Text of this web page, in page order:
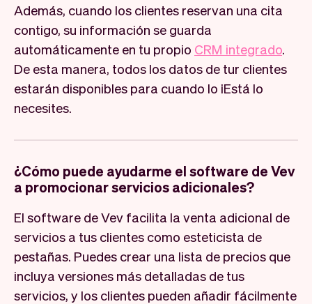
Además, cuando los clientes reservan una cita
contigo, su información se guarda
automáticamente en tu propio CRM integrado.
De esta manera, todos los datos de tur clientes
estarán disponibles para cuando lo ¡Está lo
necesites.
¿Cómo puede ayudarme el software de Vev
a promocionar servicios adicionales?
El software de Vev facilita la venta adicional de
servicios a tus clientes como esteticista de
pestañas. Puedes crear una lista de precios que
incluya versiones más detalladas de tus
servicios, y los clientes pueden añadir fácilmente